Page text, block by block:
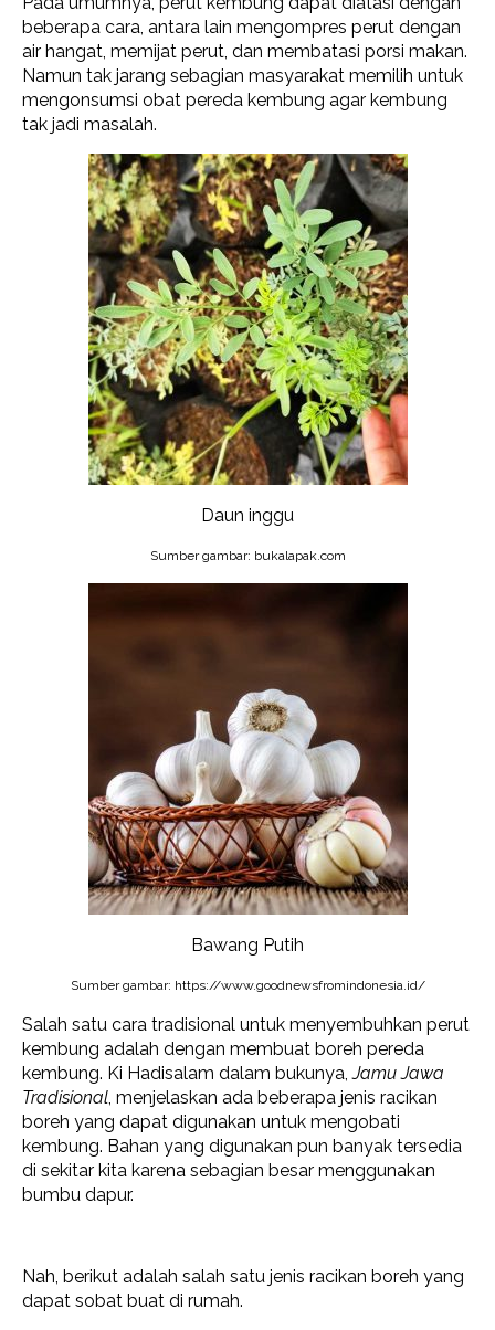
beberapa cara, antara lain mengompres perut dengan
air hangat, memijat perut, dan membatasi porsi makan.
Namun tak jarang sebagian masyarakat memilih untuk
mengonsumsi obat pereda kembung agar kembung
tak jadi masalah.
Daun inggu
Sumber gambar: bukalapak.com
Bawang Putih
Sumber gambar: https://www.goodnewsfromindonesia.id/
Salah satu cara tradisional untuk menyembuhkan perut
kembung adalah dengan membuat boreh pereda
kembung. Ki Hadisalam dalam bukunya,Jamu Jawa
Tradisional , menjelaskan ada beberapa jenis racikan
boreh yang dapat digunakan untuk mengobati
kembung. Bahan yang digunakan pun banyak tersedia
di sekitar kita karena sebagian besar menggunakan
bumbu dapur.
Nah, berikut adalah salah satu jenis racikan boreh yang
dapat sobat buat di rumah.